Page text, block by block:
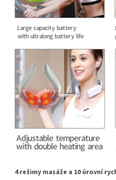
4 režimy masáže a 10 úrovní